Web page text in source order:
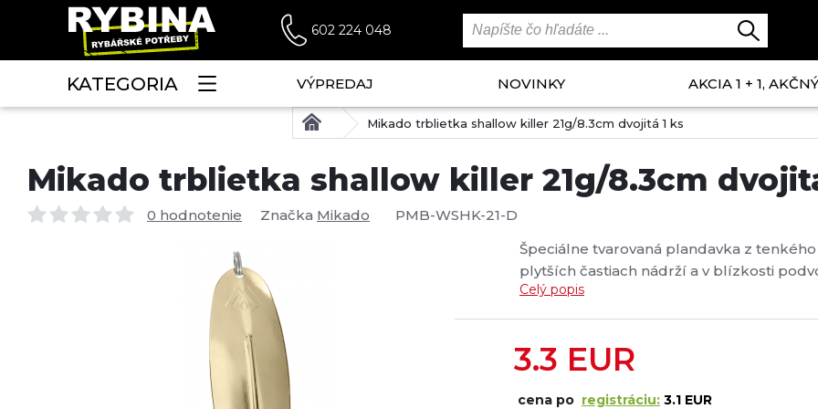
602 224 048
KATEGORIA VÝPREDAJ NOVINKY AKCIA 1 + 1,
Mikado trblietka shallow killer 21g/8.3cm dvojitá 1 ks
Mikado trblietka shallow killer 21g/8.3cm
0 hodnotenie Značka Mikado
PMB-WSHK-21-D
Špeciálne tvarovaná plandavka z
plytších častiach nádrží a v blízkosti
Celý popis
3.3 EUR
cena po registráciu: 3.1 EUR